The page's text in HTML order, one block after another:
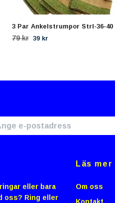
3 Par Ankelstrumpor Strl-36-40
79 kr 39 kr
eller bara
oss? Ring eller
Läs mer
Om oss